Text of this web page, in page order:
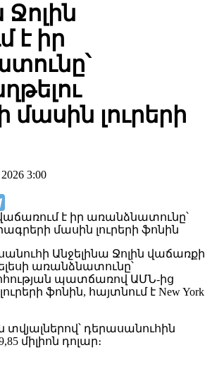
Ջոլին
է իր
մասին լուրերի
3:00
Անջելինա Ջոլին վաճառքի
առանձնատունը՝
պատճառով ԱՄՆ-ից
ֆոնին, հայտնում է New York
դերասանուհին
միլիոն դոլար։